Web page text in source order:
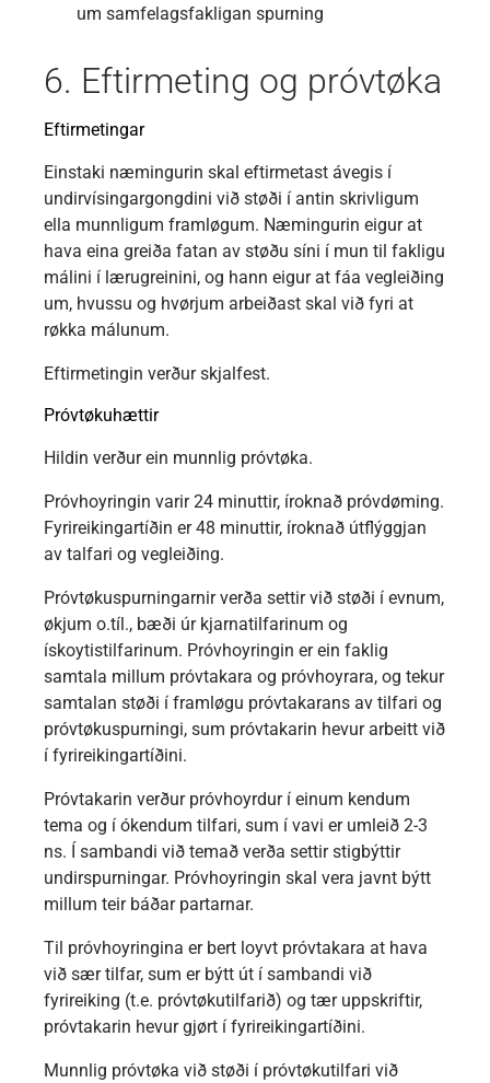
um samfelagsfakligan spurning
6. Eftirmeting og próvtøka
Eftirmetingar
Einstaki næmingurin skal eftirmetast ávegis í
undirvísingargongdini við støði í antin skrivligum
ella munnligum framløgum. Næmingurin eigur at
hava eina greiða fatan av støðu síni í mun til fakligu
málini í lærugreinini, og hann eigur at fáa vegleiðing
um, hvussu og hvørjum arbeiðast skal við fyri at
røkka málunum.
Eftirmetingin verður skjalfest.
Próvtøkuhættir
Hildin verður ein munnlig próvtøka.
Próvhoyringin varir 24 minuttir, íroknað próvdøming.
Fyrireikingartíðin er 48 minuttir, íroknað útflýggjan
av talfari og vegleiðing.
Próvtøkuspurningarnir verða settir við støði í evnum,
økjum o.tíl., bæði úr kjarnatilfarinum og
ískoytistilfarinum. Próvhoyringin er ein faklig
samtala millum próvtakara og próvhoyrara, og tekur
samtalan støði í framløgu próvtakarans av tilfari og
próvtøkuspurningi, sum próvtakarin hevur arbeitt við
í fyrireikingartíðini.
Próvtakarin verður próvhoyrdur í einum kendum
tema og í ókendum tilfari, sum í vavi er umleið 2-3
ns. Í sambandi við temað verða settir stigbýttir
undirspurningar. Próvhoyringin skal vera javnt býtt
millum teir báðar partarnar.
Til próvhoyringina er bert loyvt próvtakara at hava
við sær tilfar, sum er býtt út í sambandi við
fyrireiking (t.e. próvtøkutilfarið) og tær uppskriftir,
próvtakarin hevur gjørt í fyrireikingartíðini.
Munnlig próvtøka við støði í próvtøkutilfari við